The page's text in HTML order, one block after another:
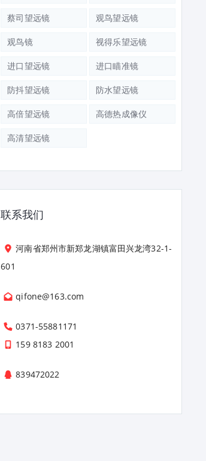
蔡司望远镜 观鸟望远镜
观鸟镜 视得乐望远镜
进口望远镜 进口瞄准镜
防抖望远镜 防水望远镜
高倍望远镜 高德热成像仪
高清望远镜
联系我们
河南省郑州市新郑龙湖镇富田兴龙湾32-1-
601
qifone@163.com
0371-55881171
159 8183 2001
839472022